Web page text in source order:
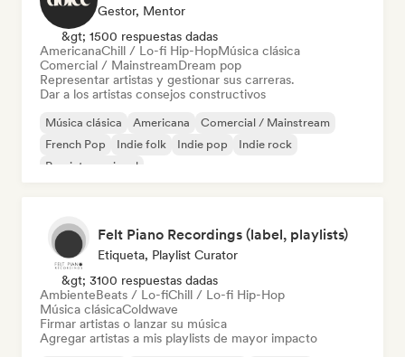
Gestor, Mentor
&gt; 1500 respuestas dadas
AmericanaChill / Lo-fi Hip-HopMúsica clásica
Comercial / MainstreamDream pop
Representar artistas y gestionar sus carreras.
Dar a los artistas consejos constructivos
Música clásica Americana
Comercial / Mainstream
French Pop
Indie folk Indie pop
Indie rock
Pop internacional
Felt Piano Recordings (label, playlists)
Etiqueta, Playlist Curator
&gt; 3100 respuestas dadas
AmbienteBeats / Lo-fiChill / Lo-fi Hip-Hop
Música clásicaColdwave
Firmar artistas o lanzar su música
Agregar artistas a mis playlists de mayor impacto